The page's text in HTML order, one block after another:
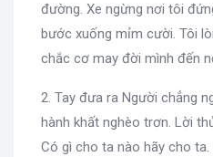
đường. Xe ngừng nơi tôi
bước xuống mỉm cười. Tôi
chắc cơ may đời mình đến
2. Tay đưa ra Người chẳng
hành khất nghèo trơn. Lời
Có gì cho ta nào hãy cho